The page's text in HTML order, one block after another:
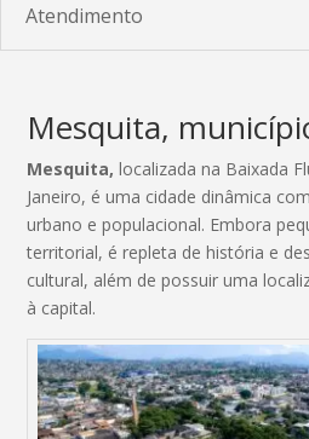
Atendimento
Mesquita,
Mesquita, localizada na Baixada
Janeiro, é uma cidade dinâmica
urbano e populacional. Embora
territorial, é repleta de história e
cultural, além de possuir uma
à capital.